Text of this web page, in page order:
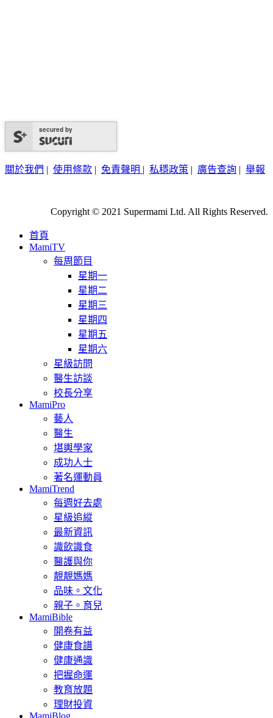
secured by
關於我們 | 使用條款 | 免責聲明 | 私穩政策 | 廣告查詢 | 舉報
Copyright © 2021 Supermami Ltd. All Rights Reserved.
首頁
MamiTV
每周節目
星期一
星期二
星期三
星期四
星期五
星期六
星級訪問
醫生訪談
校長分享
MamiPro
藝人
醫生
堪輿學家
成功人士
著名運動員
MamiTrend
每週好去處
星級追縱
最新資訊
識飲識食
醫護與你
靚靚媽媽
品味。文化
親子。育兒
MamiBible
開卷有益
健康食譜
健康通識
把握命運
教育放題
理財投資